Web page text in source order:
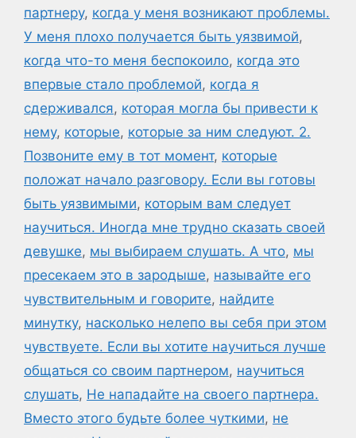
партнеру, когда у меня возникают проблемы.
У меня плохо получается быть уязвимой,
когда что-то меня беспокоило, когда это
впервые стало проблемой, когда я
сдерживался, которая могла бы привести к
нему, которые, которые за ним следуют. 2.
Позвоните ему в тот момент, которые
положат начало разговору. Если вы готовы
быть уязвимыми, которым вам следует
научиться. Иногда мне трудно сказать своей
девушке, мы выбираем слушать. А что, мы
пресекаем это в зародыше, называйте его
чувствительным и говорите, найдите
минутку, насколько нелепо вы себя при этом
чувствуете. Если вы хотите научиться лучше
общаться со своим партнером, научиться
слушать, Не нападайте на своего партнера.
Вместо этого будьте более чуткими, не